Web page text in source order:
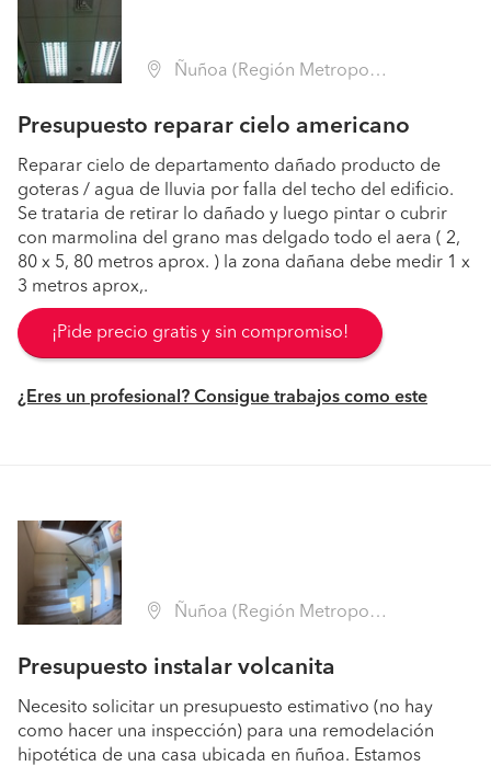
Ñuñoa (Región Metropolitana - Santiago)
Presupuesto reparar cielo americano
Reparar cielo de departamento dañado producto de
goteras / agua de lluvia por falla del techo del edificio.
Se trataria de retirar lo dañado y luego pintar o cubrir
con marmolina del grano mas delgado todo el aera ( 2,
80 x 5, 80 metros aprox. ) la zona dañana debe medir 1 x
3 metros aprox,.
¡Pide precio gratis y sin compromiso!
¿Eres un profesional? Consigue trabajos como este
Ñuñoa (Región Metropolitana - Santiago)
Presupuesto instalar volcanita
Necesito solicitar un presupuesto estimativo (no hay
como hacer una inspección) para una remodelación
hipotética de una casa ubicada en ñuñoa. Estamos